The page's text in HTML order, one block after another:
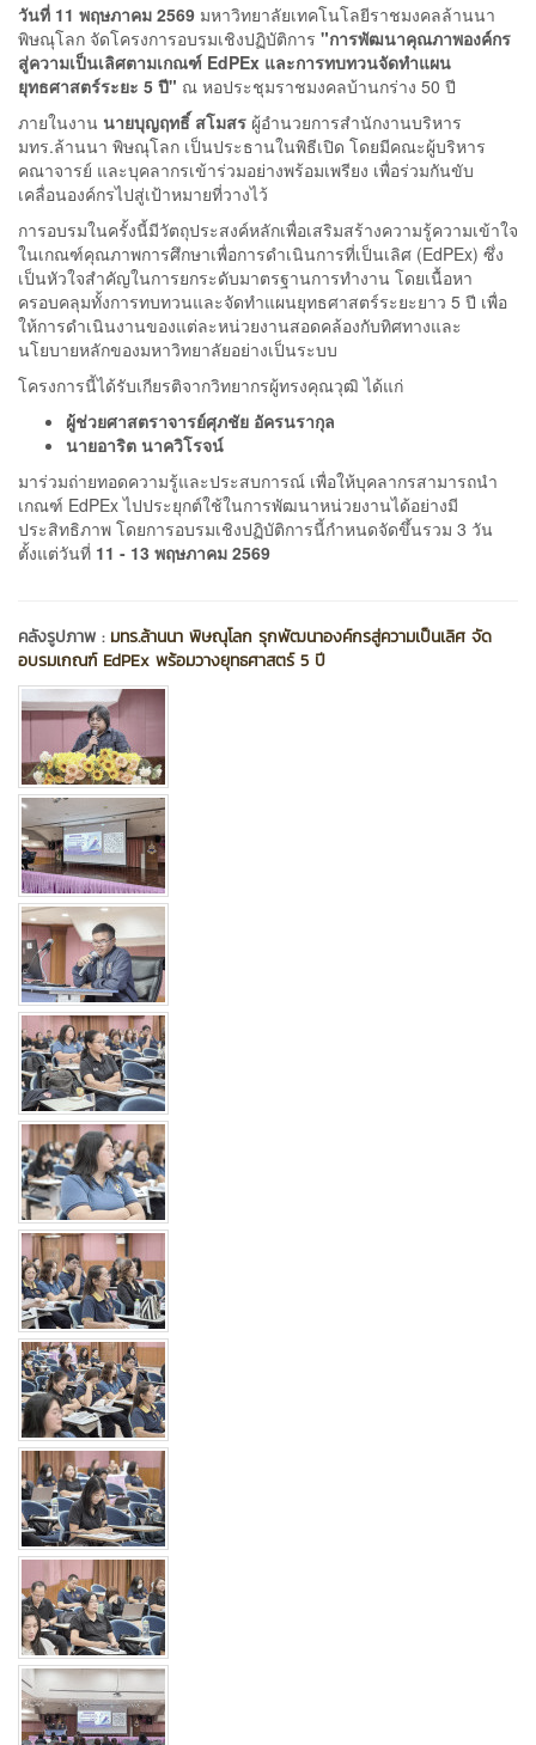
วันที่ 11 พฤษภาคม 2569 มหาวิทยาลัยเทคโนโลยีราชมงคลล้านนา
พิษณุโลก จัดโครงการอบรมเชิงปฏิบัติการ "การพัฒนาคุณภาพองค์กร
สู่ความเป็นเลิศตามเกณฑ์ EdPEx และการทบทวนจัดทำแผน
ยุทธศาสตร์ระยะ 5 ปี" ณ หอประชุมราชมงคลบ้านกร่าง 50 ปี
ภายในงาน นายบุญฤทธิ์ สโมสร ผู้อำนวยการสำนักงานบริหาร
มทร.ล้านนา พิษณุโลก เป็นประธานในพิธีเปิด โดยมีคณะผู้บริหาร
คณาจารย์ และบุคลากรเข้าร่วมอย่างพร้อมเพรียง เพื่อร่วมกันขับ
เคลื่อนองค์กรไปสู่เป้าหมายที่วางไว้
การอบรมในครั้งนี้มีวัตถุประสงค์หลักเพื่อเสริมสร้างความรู้ความเข้าใจ
ในเกณฑ์คุณภาพการศึกษาเพื่อการดำเนินการที่เป็นเลิศ (EdPEx) ซึ่ง
เป็นหัวใจสำคัญในการยกระดับมาตรฐานการทำงาน โดยเนื้อหา
ครอบคลุมทั้งการทบทวนและจัดทำแผนยุทธศาสตร์ระยะยาว 5 ปี เพื่อ
ให้การดำเนินงานของแต่ละหน่วยงานสอดคล้องกับทิศทางและ
นโยบายหลักของมหาวิทยาลัยอย่างเป็นระบบ
โครงการนี้ได้รับเกียรติจากวิทยากรผู้ทรงคุณวุฒิ ได้แก่
ผู้ช่วยศาสตราจารย์ศุภชัย อัครนรากุล
นายอาริต นาควิโรจน์
มาร่วมถ่ายทอดความรู้และประสบการณ์ เพื่อให้บุคลากรสามารถนำ
เกณฑ์ EdPEx ไปประยุกต์ใช้ในการพัฒนาหน่วยงานได้อย่างมี
ประสิทธิภาพ โดยการอบรมเชิงปฏิบัติการนี้กำหนดจัดขึ้นรวม 3 วัน
ตั้งแต่วันที่ 11 - 13 พฤษภาคม 2569
คลังรูปภาพ : มทร.ล้านนา พิษณุโลก รุกพัฒนาองค์กรสู่ความเป็นเลิศ จัด
อบรมเกณฑ์ EdPEx พร้อมวางยุทธศาสตร์ 5 ปี